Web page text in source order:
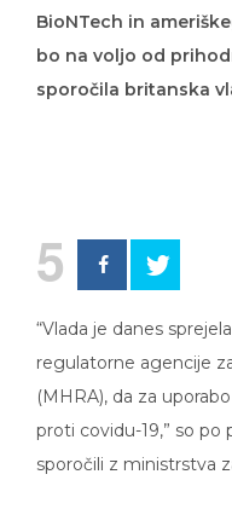
BioNTech in
bo na voljo od
sporočila britanska
5
“Vlada je danes
regulatorne agencije
(MHRA), da za
proti covidu-19,” so
sporočili z ministrstva